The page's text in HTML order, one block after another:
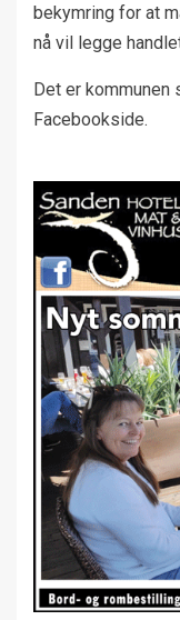
bekymring for at
nå vil legge
Det er kommunen
Facebookside.